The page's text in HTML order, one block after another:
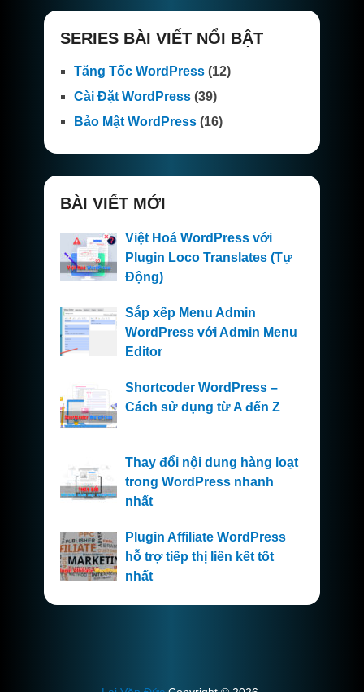
SERIES BÀI VIẾT NỔI BẬT
Tăng Tốc WordPress(12)
Cài Đặt WordPress(39)
Bảo Mật WordPress(16)
BÀI VIẾT MỚI
Việt Hoá WordPress với
Plugin Loco Translates (Tự
Động)
Sắp xếp Menu Admin
WordPress với Admin Menu
Editor
Shortcoder WordPress –
Cách sử dụng từ A đến Z
Thay đổi nội dung hàng loạt
trong WordPress nhanh
nhất
Plugin Affiliate WordPress
hỗ trợ tiếp thị liên kết tốt
nhất